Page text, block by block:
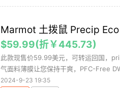
Marmot 土拨鼠 Precip
$59.99(折￥445.73)
此款现售价59.99美元，可转运回国，
气面料薄膜让您保持干爽，PFC-Free
2024-9-23 19:35